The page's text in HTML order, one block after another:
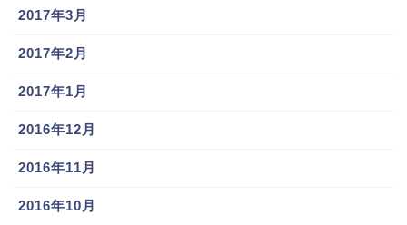
2017年3月
2017年2月
2017年1月
2016年12月
2016年11月
2016年10月